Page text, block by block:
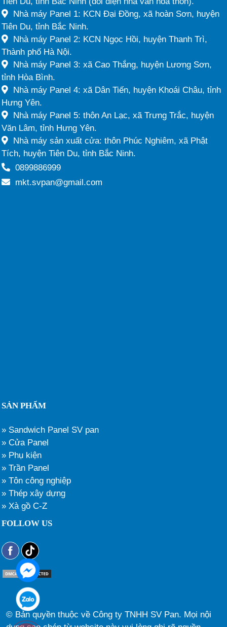
Nhà máy Panel 1: KCN Đại Đồng, xã hoàn Sơn, huyện
Tiên Du, tỉnh Bắc Ninh.
Nhà máy Panel 2: KCN Ngọc Hồi, huyện Thanh Trì,
Thành phố Hà Nội.
Nhà máy Panel 3: xã Cao Thắng, huyện Lương Sơn,
tỉnh Hòa Bình.
Nhà máy Panel 4: xã Dân Tiến, huyện Khoái Châu, tỉnh
Hưng Yên.
Nhà máy Panel 5: thôn An Lạc, xã Trưng Trắc, huyện
Văn Lâm, tỉnh Hưng Yên.
Nhà máy sản xuất cửa: thôn Phúc Nghiêm, xã Phật
Tích, huyện Tiên Du, tỉnh Bắc Ninh.
0899886999
mkt.svpan@gmail.com
SẢN PHẨM
» Sandwich Panel SV pan
» Cửa Panel
» Phụ kiện
» Trần Panel
» Tôn công nghiệp
» Thép xây dựng
» Xà gồ C-Z
FOLLOW US
© Bản quyền thuộc về Công ty TNHH SV Pan. Mọi nội